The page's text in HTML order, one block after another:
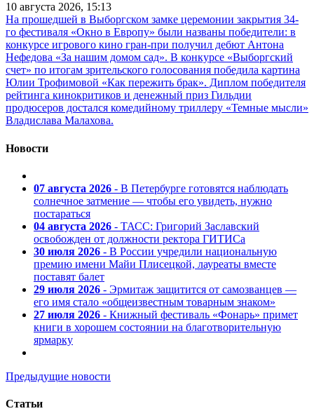
10 августа 2026, 15:13
На прошедшей в Выборгском замке церемонии закрытия 34-
го фестиваля «Окно в Европу» были названы победители: в
конкурсе игрового кино гран-при получил дебют Антона
Нефедова «За нашим домом сад». В конкурсе «Выборгский
счет» по итогам зрительского голосования победила картина
Юлии Трофимовой «Как пережить брак». Диплом победителя
рейтинга кинокритиков и денежный приз Гильдии
продюсеров достался комедийному триллеру «Темные мысли»
Владислава Малахова.
Новости
07 августа 2026 - В Петербурге готовятся наблюдать
солнечное затмение — чтобы его увидеть, нужно
постараться
04 августа 2026 - ТАСС: Григорий Заславский
освобожден от должности ректора ГИТИСа
30 июля 2026 - В России учредили национальную
премию имени Майи Плисецкой, лауреаты вместе
поставят балет
29 июля 2026 - Эрмитаж защитится от самозванцев —
его имя стало «общеизвестным товарным знаком»
27 июля 2026 - Книжный фестиваль «Фонарь» примет
книги в хорошем состоянии на благотворительную
ярмарку
Предыдущие новости
Статьи